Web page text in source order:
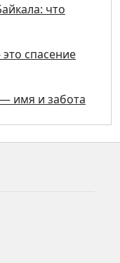
что
спасение
имя и забота